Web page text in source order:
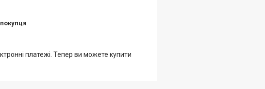
платежі. Тепер ви можете купити